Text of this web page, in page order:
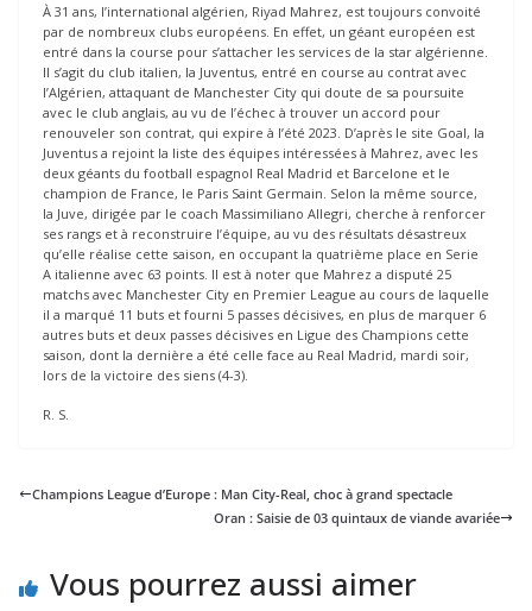
À 31 ans, l’international algérien, Riyad Mahrez, est toujours convoité
par de nombreux clubs européens. En effet, un géant européen est
entré dans la course pour s’attacher les services de la star algérienne.
Il s’agit du club italien, la Juventus, entré en course au contrat avec
l’Algérien, attaquant de Manchester City qui doute de sa poursuite
avec le club anglais, au vu de l’échec à trouver un accord pour
renouveler son contrat, qui expire à l’été 2023. D’après le site Goal, la
Juventus a rejoint la liste des équipes intéressées à Mahrez, avec les
deux géants du football espagnol Real Madrid et Barcelone et le
champion de France, le Paris Saint Germain. Selon la même source,
la Juve, dirigée par le coach Massimiliano Allegri, cherche à renforcer
ses rangs et à reconstruire l’équipe, au vu des résultats désastreux
qu’elle réalise cette saison, en occupant la quatrième place en Serie
A italienne avec 63 points. Il est à noter que Mahrez a disputé 25
matchs avec Manchester City en Premier League au cours de laquelle
il a marqué 11 buts et fourni 5 passes décisives, en plus de marquer 6
autres buts et deux passes décisives en Ligue des Champions cette
saison, dont la dernière a été celle face au Real Madrid, mardi soir,
lors de la victoire des siens (4-3).
R. S.
Champions League d’Europe : Man City-Real, choc à grand spectacle
Oran : Saisie de 03 quintaux de viande avariée
Vous pourrez aussi aimer